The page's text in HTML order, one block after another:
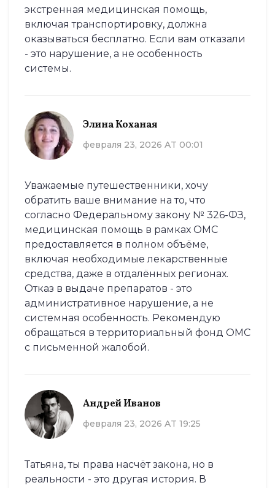
экстренная медицинская помощь,
включая транспортировку, должна
оказываться бесплатно. Если вам отказали
- это нарушение, а не особенность
системы.
Элина Коханая
февраля 23, 2026 AT 00:01
Уважаемые путешественники, хочу
обратить ваше внимание на то, что
согласно Федеральному закону № 326-ФЗ,
медицинская помощь в рамках ОМС
предоставляется в полном объёме,
включая необходимые лекарственные
средства, даже в отдалённых регионах.
Отказ в выдаче препаратов - это
административное нарушение, а не
системная особенность. Рекомендую
обращаться в территориальный фонд ОМС
с письменной жалобой.
Андрей Иванов
февраля 23, 2026 AT 19:25
Татьяна, ты права насчёт закона, но в
реальности - это другая история. В